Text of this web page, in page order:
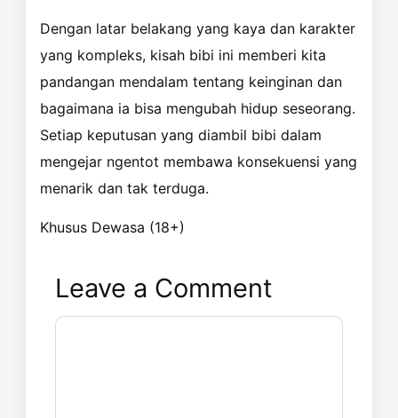
Dengan latar belakang yang kaya dan karakter
yang kompleks, kisah bibi ini memberi kita
pandangan mendalam tentang keinginan dan
bagaimana ia bisa mengubah hidup seseorang.
Setiap keputusan yang diambil bibi dalam
mengejar ngentot membawa konsekuensi yang
menarik dan tak terduga.
Khusus Dewasa (18+)
Leave a Comment
Comment